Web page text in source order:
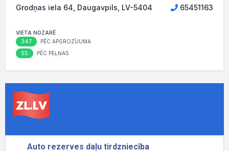
Grodņas iela 64, Daugavpils, LV-5404 65451163
VIETA NOZARĒ
347 PĒC APGROZĪJUMA
55 PĒC PEĻŅAS